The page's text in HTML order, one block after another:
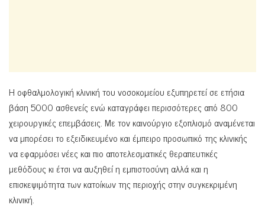
Η οφθαλμολογική κλινική του νοσοκομείου εξυπηρετεί σε ετήσια
βάση 5000 ασθενείς ενώ καταγράφει περισσότερες από 800
χειρουργικές επεμβάσεις. Με τον καινούργιο εξοπλισμό αναμένεται
να μπορέσει το εξειδικευμένο και έμπειρο προσωπικό της κλινικής
να εφαρμόσει νέες και πιο αποτελεσματικές θεραπευτικές
μεθόδους κι έτσι να αυξηθεί η εμπιστοσύνη αλλά και η
επισκεψιμότητα των κατοίκων της περιοχής στην συγκεκριμένη
κλινική.